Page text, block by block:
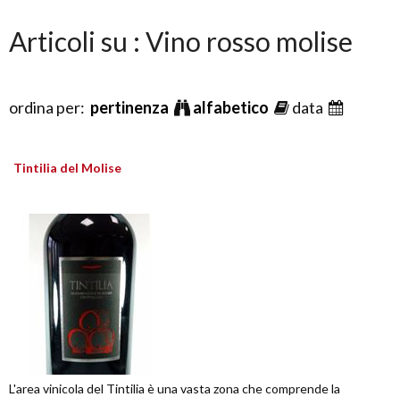
Articoli su : Vino rosso molise
ordina per: pertinenza alfabetico data
Tintilia del Molise
L'area vinicola del Tintilia è una vasta zona che comprende la